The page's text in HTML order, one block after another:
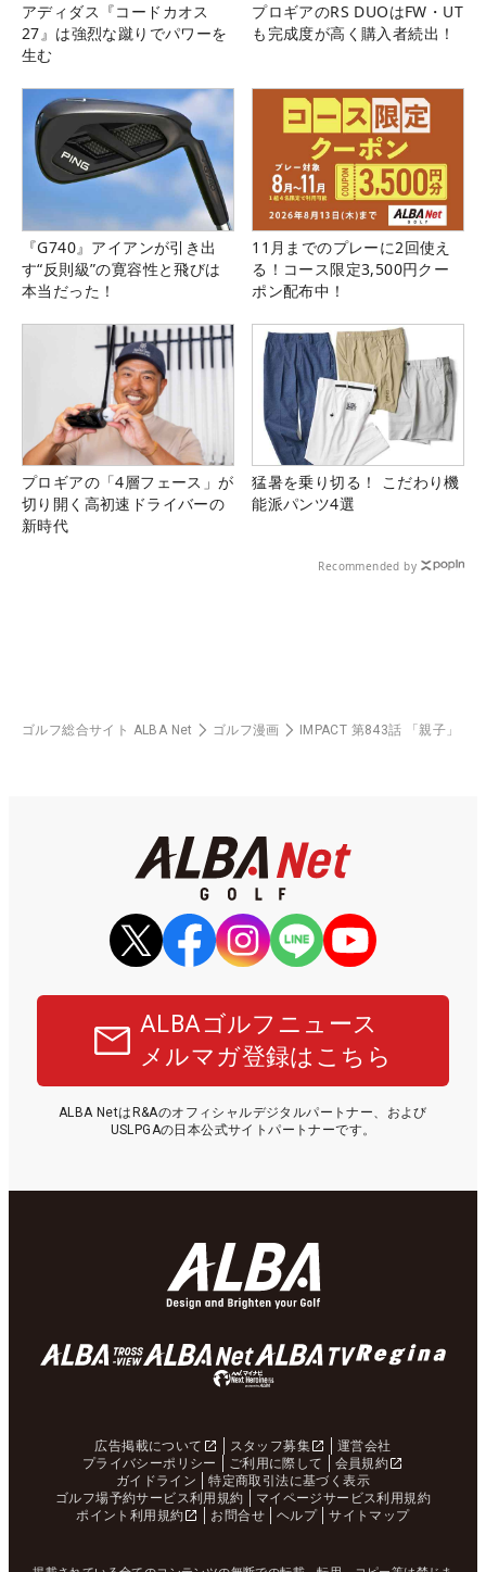
アディダス『コードカオス
27』は強烈な蹴りでパワーを
生む
プロギアのRS DUOはFW・UT
も完成度が高く購入者続出！
『G740』アイアンが引き出
す“反則級”の寛容性と飛びは
本当だった！
11月までのプレーに2回使え
る！コース限定3,500円クー
ポン配布中！
プロギアの「4層フェース」が
切り開く高初速ドライバーの
新時代
猛暑を乗り切る！ こだわり機
能派パンツ4選
Recommended by
ゴルフ総合サイト ALBA Net ゴルフ漫画 IMPACT 第843話 「親子」
ALBAゴルフニュース
メルマガ登録はこちら
ALBA NetはR&Aのオフィシャルデジタルパートナー、および
USLPGAの日本公式サイトパートナーです。
広告掲載について スタッフ募集
運営会社
プライバシーポリシー
ご利用に際して
会員規約
ガイドライン
特定商取引法に基づく表示
ゴルフ場予約サービス利用規約
マイページサービス利用規約
ポイント利用規約
お問合せ ヘルプ サイトマップ